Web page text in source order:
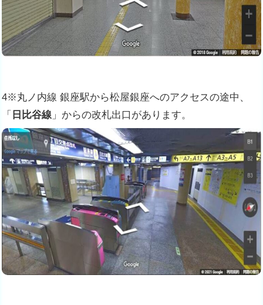
4※丸ノ内線 銀座駅から松屋銀座へのアクセスの途中、
「 日比谷線 」からの改札出口があります。